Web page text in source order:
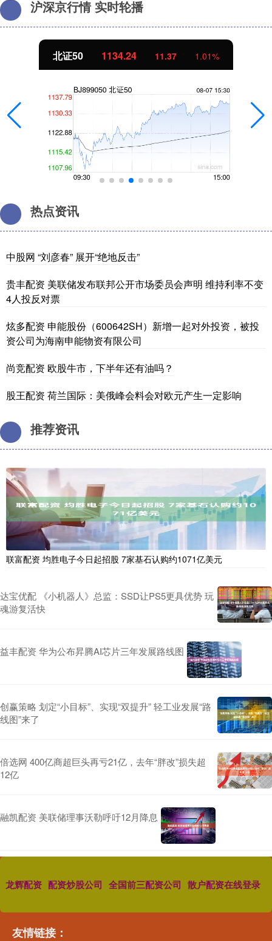
沪深京行情 实时轮播
北证50 1134.24 11.37 1.01%
热点资讯
中股网 “刘彦春” 展开“绝地反击”
贵丰配资 美联储发布联邦公开市场委员会声明 维持利率不变
4人投反对票
炫多配资 申能股份（600642SH）新增一起对外投资，被投
资公司为海南申能物资有限公司
尚竞配资 欧股牛市，下半年还有油吗？
股王配资 荷兰国际：美俄峰会料会对欧元产生一定影响
推荐资讯
联富配资 均胜电子今日起招股 7家基石认购约1071亿美元
达宝优配 《小机器人》总监：SSD让PS5更具优势 玩
魂游复活快
益丰配资 华为公布昇腾AI芯片三年发展路线图
创赢策略 划定“小目标”、实现“双提升” 轻工业发展“路
线图”来了
倍选网 400亿商超巨头再亏21亿，去年“胖改”损失超
12亿
融凯配资 美联储理事沃勒呼吁12月降息
龙辉配资 配资炒股公司 全国前三配资公司 散户配资在线登录
友情链接：